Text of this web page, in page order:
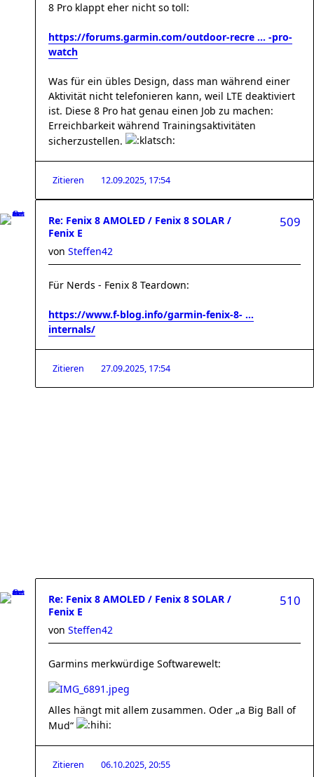
8 Pro klappt eher nicht so toll:
https://forums.garmin.com/outdoor-recre ... -pro-
watch
Was für ein übles Design, dass man während einer
Aktivität nicht telefonieren kann, weil LTE deaktiviert
ist. Diese 8 Pro hat genau einen Job zu machen:
Erreichbarkeit während Trainingsaktivitäten
sicherzustellen.
Zitieren 12.09.2025, 17:54
Re: Fenix 8 AMOLED / Fenix 8 SOLAR /
Fenix E
509
von Steffen42
Für Nerds - Fenix 8 Teardown:
https://www.f-blog.info/garmin-fenix-8- ...
internals/
Zitieren 27.09.2025, 17:54
Re: Fenix 8 AMOLED / Fenix 8 SOLAR /
Fenix E
510
von Steffen42
Garmins merkwürdige Softwarewelt:
Alles hängt mit allem zusammen. Oder „a Big Ball of
Mud“
Zitieren 06.10.2025, 20:55